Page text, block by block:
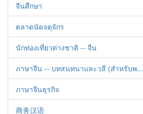
จีนศึกษา
ตลาดนัดจตุจักร
นักท่องเที่ยวต่างชาติ -- จีน
ภาษาจีน -- บทสนทนาและวลี (สำหรับพ...
ภาษาจีนธุรกิจ
商务汉语